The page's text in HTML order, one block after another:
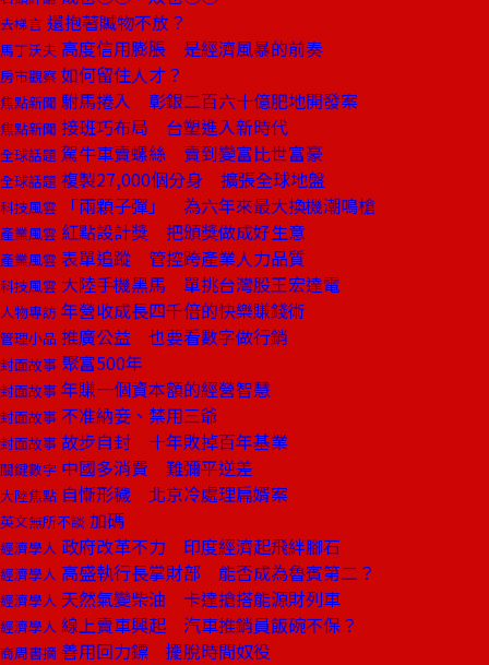
去梯言 還抱著贓物不放？
馬丁沃夫 高度信用膨脹 是經濟風暴的前奏
房市觀察 如何留住人才？
焦點新聞 駙馬捲入 彰銀二百六十億肥地開發案
焦點新聞 接班巧布局 台塑進入新時代
全球話題 駕牛車賣螺絲 賣到變富比世富豪
全球話題 複製27,000個分身 擴張全球地盤
科技風雲 「兩顆子彈」 為六年來最大換機潮鳴槍
產業風雲 紅點設計獎 把頒獎做成好生意
產業風雲 表單追蹤 管控跨產業人力品質
科技風雲 大陸手機黑馬 單挑台灣股王宏達電
人物專訪 年營收成長四千倍的快樂賺錢術
管理小品 推廣公益 也要看數字做行銷
封面故事 聚富500年
封面故事 年賺一個資本額的經營智慧
封面故事 不准納妾、禁用三爺
封面故事 故步自封 十年敗掉百年基業
關鍵數字 中國多消費 難彌平逆差
大陸焦點 自慚形穢 北京冷處理扁婿案
英文無所不談 加碼
經濟學人 政府改革不力 印度經濟起飛絆腳石
經濟學人 高盛執行長掌財部 能否成為魯賓第二？
經濟學人 天然氣變柴油 卡達搶搭能源財列車
經濟學人 線上賣車興起 汽車推銷員飯碗不保？
商周書摘 善用回力鏢 擺脫時間奴役